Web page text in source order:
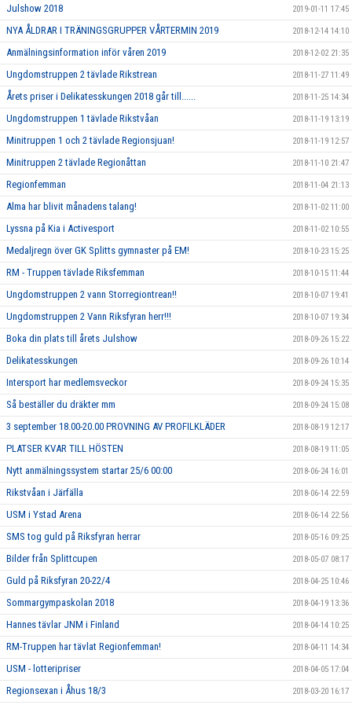
Julshow 2018 2019-01-11 17:45
NYA ÅLDRAR I TRÄNINGSGRUPPER VÅRTERMIN 2019 2018-12-14 14:10
Anmälningsinformation inför våren 2019 2018-12-02 21:35
Ungdomstruppen 2 tävlade Rikstrean 2018-11-27 11:49
Årets priser i Delikatesskungen 2018 går till...... 2018-11-25 14:34
Ungdomstruppen 1 tävlade Rikstvåan 2018-11-19 13:19
Minitruppen 1 och 2 tävlade Regionsjuan! 2018-11-19 12:57
Minitruppen 2 tävlade Regionåttan 2018-11-10 21:47
Regionfemman 2018-11-04 21:13
Alma har blivit månadens talang! 2018-11-02 11:00
Lyssna på Kia i Activesport 2018-11-02 10:55
Medaljregn över GK Splitts gymnaster på EM! 2018-10-23 15:25
RM - Truppen tävlade Riksfemman 2018-10-15 11:44
Ungdomstruppen 2 vann Storregiontrean!! 2018-10-07 19:41
Ungdomstruppen 2 Vann Riksfyran herr!!! 2018-10-07 19:34
Boka din plats till årets Julshow 2018-09-26 15:22
Delikatesskungen 2018-09-26 10:14
Intersport har medlemsveckor 2018-09-24 15:35
Så beställer du dräkter mm 2018-09-24 15:08
3 september 18.00-20.00 PROVNING AV PROFILKLÄDER 2018-08-19 12:17
PLATSER KVAR TILL HÖSTEN 2018-08-19 11:05
Nytt anmälningssystem startar 25/6 00:00 2018-06-24 16:01
Rikstvåan i Järfälla 2018-06-14 22:59
USM i Ystad Arena 2018-06-14 22:56
SMS tog guld på Riksfyran herrar 2018-05-16 09:25
Bilder från Splittcupen 2018-05-07 08:17
Guld på Riksfyran 20-22/4 2018-04-25 10:46
Sommargympaskolan 2018 2018-04-19 13:36
Hannes tävlar JNM i Finland 2018-04-14 10:25
RM-Truppen har tävlat Regionfemman! 2018-04-11 14:34
USM - lotteripriser 2018-04-05 17:04
Regionsexan i Åhus 18/3 2018-03-20 16:17